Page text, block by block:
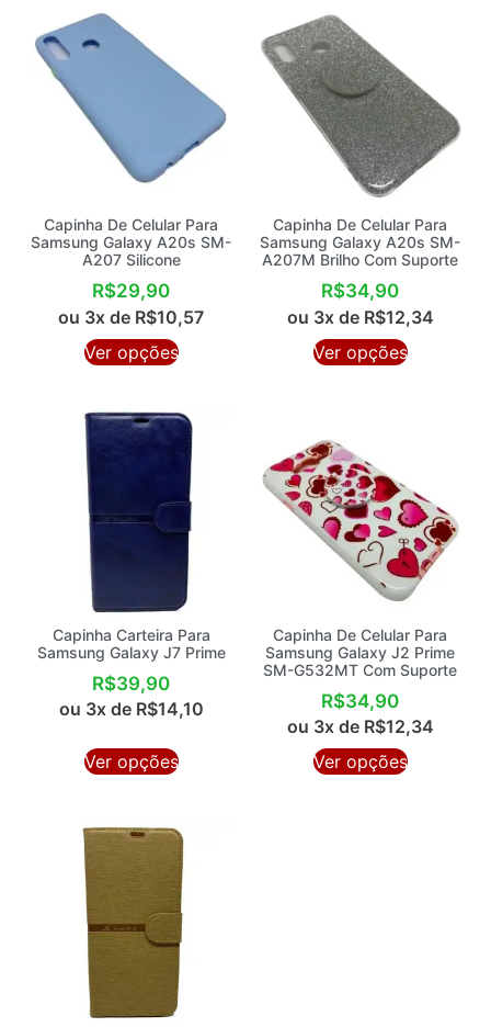
Capinha De Celular Para
Samsung Galaxy A20s SM-
A207 Silicone
R$29,90
ou 3x de R$10,57
Ver opções
Capinha De Celular Para
Samsung Galaxy A20s SM-
A207M Brilho Com Suporte
R$34,90
ou 3x de R$12,34
Ver opções
Capinha Carteira Para
Samsung Galaxy J7 Prime
R$39,90
ou 3x de R$14,10
Ver opções
Capinha De Celular Para
Samsung Galaxy J2 Prime
SM-G532MT Com Suporte
R$34,90
ou 3x de R$12,34
Ver opções